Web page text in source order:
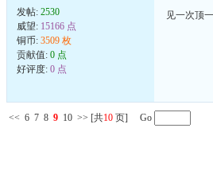
发帖: 2530
威望: 15166 点
铜币: 3509 枚
贡献值: 0 点
好评度: 0 点
见一次顶
<< 6 7 8 9 10 >> [共10 页] Go